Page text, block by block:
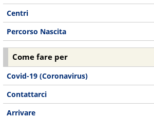
Centri
Percorso Nascita
Come fare per
Covid-19 (Coronavirus)
Contattarci
Arrivare